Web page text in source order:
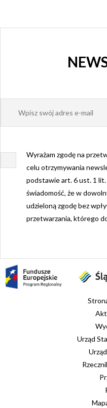
Wyrażam zgodę na
celu otrzymywania
podstawie art. 6 ust. 1 lit.
świadomość, że w
udzieloną zgodę bez
przetwarzania, którego
Urząd